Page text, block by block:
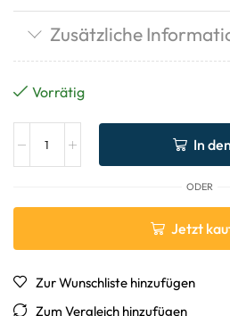
Zusätzliche
Vorrätig
In
ODER
Jetzt
Zur Wunschliste hinzufügen
Zum Vergleich hinzufügen